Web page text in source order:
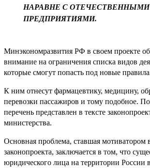
НАРАВНЕ С ОТЕЧЕСТВЕННЫМИ
ПРЕДПРИЯТИЯМИ.
Минэкономразвития РФ в своем проекте
внимание на ограничения списка видов
которые смогут попасть под новые
К ним отнесут фармацевтику, медицину,
перевозки пассажиров и тому подобное.
перечень представлен в тексте
министерства.
Основная проблема, ставшая мотиватором
законопроекта, заключается в том, что
юридического лица на территории России